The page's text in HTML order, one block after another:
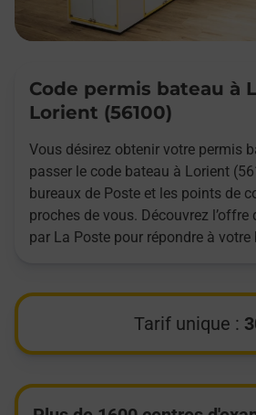
Code permis bateau à
Lorient (56100)
Vous désirez obtenir votre permis
passer le code bateau à Lorient
bureaux de Poste et les points de
proches de vous. Découvrez l’offre
par La Poste pour répondre à votre
Tarif unique :